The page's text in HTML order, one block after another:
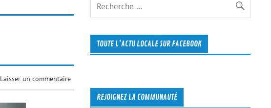
Laisser un commentaire
TOUTE L’ACTU LOCALE SUR FACEBOOK
REJOIGNEZ LA COMMUNAUTÉ